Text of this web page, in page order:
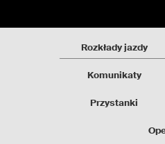
Rozkłady jazdy
Komunikaty
Przystanki